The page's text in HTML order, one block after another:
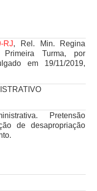
RJ, Rel. Min. Regina
Primeira Turma, por
em 19/11/2019,
Pretensão
de desapropriação